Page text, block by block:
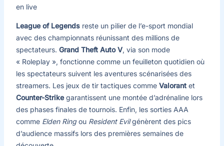
en live
League of Legendsreste un pilier de l’e-sport mondial
avec des championnats réunissant des millions de
spectateurs. Grand Theft Auto V, via son mode
« Roleplay », fonctionne comme un feuilleton quotidien où
les spectateurs suivent les aventures scénarisées des
streamers. Les jeux de tir tactiques comme Valorantet
Counter-Strikegarantissent une montée d’adrénaline lors
des phases finales de tournois. Enfin, les sorties AAA
comme Elden Ringou Resident Evilgénèrent des pics
d’audience massifs lors des premières semaines de